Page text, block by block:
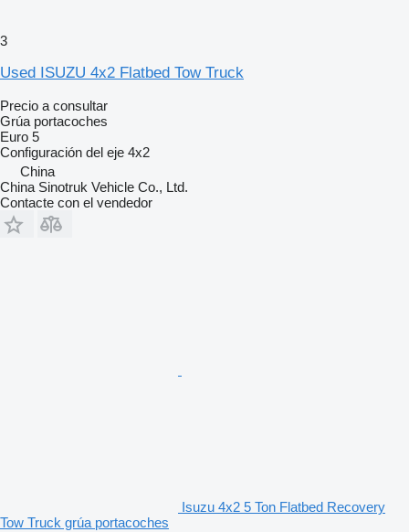
3
Used ISUZU 4x2 Flatbed Tow Truck
Precio a consultar
Grúa portacoches
Euro 5
Configuración del eje 4x2
China
China Sinotruk Vehicle Co., Ltd.
Contacte con el vendedor
Isuzu 4x2 5 Ton Flatbed Recovery
Tow Truck grúa portacoches